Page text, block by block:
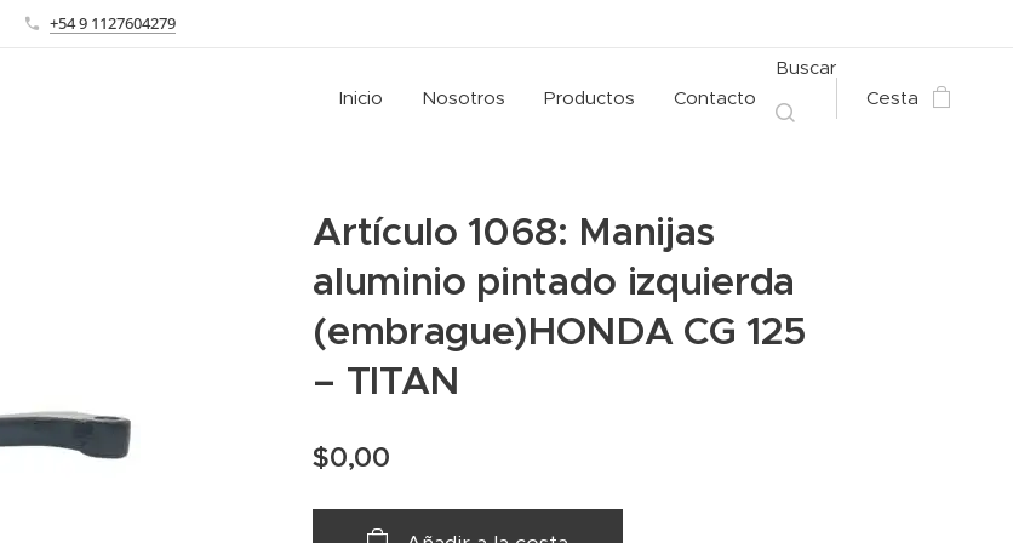
+54 9 1127604279
Inicio Nosotros Productos Contacto
Buscar
Cesta
Artículo 1068: Manijas
aluminio pintado izquierda
(embrague)HONDA CG 125
– TITAN
$0,00